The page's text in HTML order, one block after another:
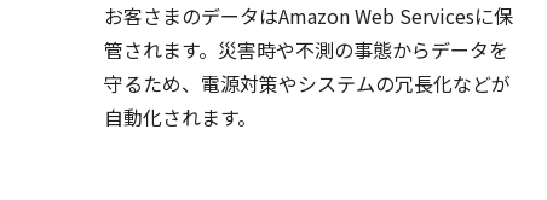
お客さまのデータはAmazon Web Servicesに保
管されます。災害時や不測の事態からデータを
守るため、電源対策やシステムの冗長化などが
自動化されます。